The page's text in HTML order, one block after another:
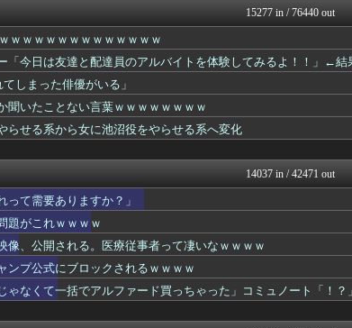
が「関心なし」
watch＠２ちゃんねる
成長していない！？
ウマ娘まとめ速報うま
し倒されて性行為 → 凄いこ...
」の定義を揺るがす事態に...
常識的に考えた
「いくらなの？」娘「60万...
アルファルファモザイ
も解禁したほうがいいよ
株式会社」に変更wwwww
ラビット速報
任などの容疑
WorldFootball...
よね…
ヒーローNEWS
獲得し『全て私の責任』と頭...
韓国ニュース反応まと
本の飲食店の衛生習慣を解説
色を見ただけで「薄そうだか...
師は適切な処置行わず、生徒...
がーるずレポート - ガ
ｗ
奥様は鬼女-DQN返しま
の上段！
男を逮捕 90歳入院患者の顔...
国難にあってもの申す
これｗｗｗ
キスログ
15277 in / 76440 out
ｗｗｗｗｗｗｗｗｗｗｗｗｗ
「今日は友達と配達員のアルバイトを体験してみるよ！！」←結
しまった俳優がいる」
聞いたことない言葉ｗｗｗｗｗｗｗｗ
らせる系から女に池沼役をやらせる系へ変化
14037 in / 42471 out
って需要ありますか？」
題がこれｗｗｗｗ
像、公開される。医療従事者って凄いなｗｗｗｗ
ンプ公式にブロックされるｗｗｗｗ
ゃなくて一括でアルファード買っちゃった」コミュノート「！？